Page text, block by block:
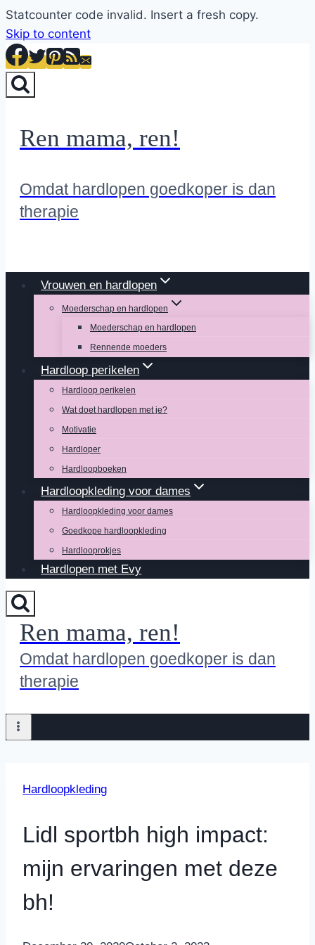
Statcounter code invalid. Insert a fresh copy.
Skip to content
Ren mama, ren!
Omdat hardlopen goedkoper is dan
therapie
Vrouwen en hardlopen
Moederschap en hardlopen
Moederschap en hardlopen
Rennende moeders
Hardloop perikelen
Hardloop perikelen
Wat doet hardlopen met je?
Motivatie
Hardloper
Hardloopboeken
Hardloopkleding voor dames
Hardloopkleding voor dames
Goedkope hardloopkleding
Hardlooprokjes
Hardlopen met Evy
Ren mama, ren!
Omdat hardlopen goedkoper is dan
therapie
Hardloopkleding
Lidl sportbh high impact:
mijn ervaringen met deze
bh!